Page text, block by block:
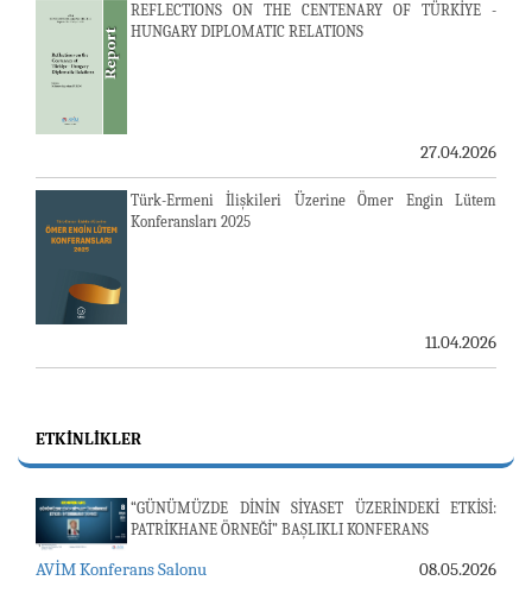
REFLECTIONS ON THE CENTENARY OF TÜRKİYE -
HUNGARY DIPLOMATIC RELATIONS
27.04.2026
Türk-Ermeni İlişkileri Üzerine Ömer Engin Lütem
Konferansları 2025
11.04.2026
ETKINLIKLER
“GÜNÜMÜZDE DİNİN SİYASET ÜZERİNDEKİ ETKİSİ:
PATRİKHANE ÖRNEĞİ” BAŞLIKLI KONFERANS
AVİM Konferans Salonu 08.05.2026